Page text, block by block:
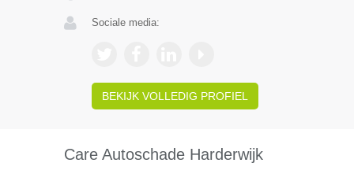
Sociale media:
BEKIJK VOLLEDIG PROFIEL
Care Autoschade Harderwijk